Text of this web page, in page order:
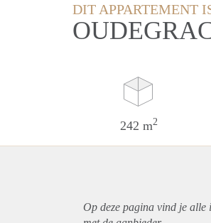
DIT APPARTEMENT
242 m2
Op deze pagina vind je